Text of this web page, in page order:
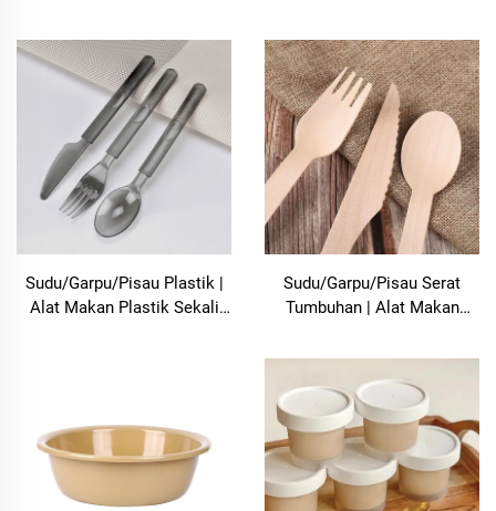
Makanan – Bolooming
Bolooming
Sudu/Garpu/Pisau Plastik |
Alat Makan Plastik Sekali
Sudu/Garpu/Pisau Serat
Tumbuhan | Alat Makan
Terbiodegradasi Mesra Alam
| Bolooming